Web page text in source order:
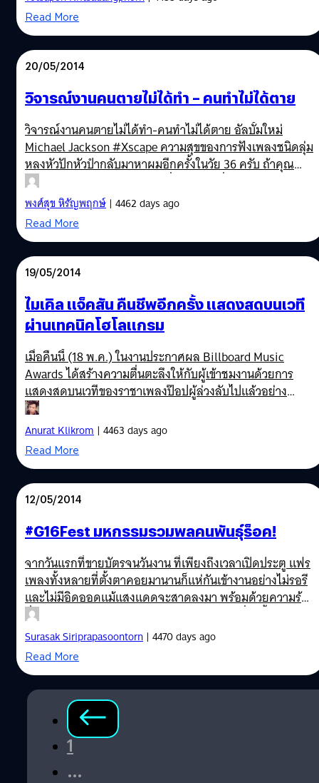
บุคคลที่ประสบความสำเร็จในโลกออนไลน์ตลอดปีที่ผ่านมา
พร้อมวิเคราะห์ทิศทางการตลาดจากกระแสความนิยมและ
Read More
20/05/2014
วิจารณ์งานคนตายไม่ได้ทำ – คนทำไม่ได้ตาย
วิจารณ์งานคนตายไม่ได้ทำ-คนทำไม่ได้ตาย อัลบั้มใหม่
Michael Jackson #Xscape ความสุขของการฟังเพลงชนิดลุ่ม
หลงหัวปักหัวปำกลับมาหาผมอีกครั้งในวัย 36 ครับ ถ้าคุณ
สังเกตตัวเองนะ.. ทุกคนแหละที่จะมีเพลงที่ชอบจริง ๆ ผ่านเข้า
มาในชีวิตเป็นระยะ ๆ กันอยู่แล้ว แต่เพลงที่ “อยากฟังแล้วฟัง
อีก” จะนานๆทีปีหน ยิ่งถ้าอายุมากขึ้นโอกาสโดนเพลงยุคใหม่
ๆ ก็จะลดน้อยถอยลงเรื่อย ๆ เนื่องจากมนุษย์เราผูกพันกับยุค
ไม่ได้ครับของแบบนี้
พงศ์สุข หิรัญพฤกษ์| 4462 days ago
Read More
19/05/2014
ไมเคิล แจ็คสัน คืนชีพอีกครั้ง แสดงสดบนเวที
ผ่านเทคนิคโฮโลแกรม
เมื่อคืนนี้ (18 พ.ค.) ในงานประกาศผล Billboard Music
Awards ได้สร้างความตื่นตะลึงให้กับผู้เข้าชมงานด้วยการ
แสดงสดบนเวทีของราชาเพลงป๊อปผู้ล่วงลับไปแล้วอย่าง
ไมเคิล แจ็คสัน ผ่านเทคนิคแสดงภาพแบบโฮโลแกรม
Anurat Klikrom| 4463 days ago
Read More
12/05/2014
#G16Fest มหกรรมรวมพลคนพันธุ์ร็อค!
จากวันแรกที่ขายบัตรจนวันงาน ที่เพียงถึงเวลาเปิดประตู แฟร
เพลงทั้งหลายที่ตั้งตาคอยมานานก็แห่กันเข้างานอย่างไม่รอรี
และไม่มีอิดออดแม้แสงแดดจะสาดลงมา พร้อมด้วยความร้อน
ที่เรียกได้ว่า "ระอุ" ไม่แพ้ความร็อคจาก 14 วง ที่จะขึ้นเล่นใน
วันนี้เลยทีเดียว
Surasak Siriprapasoontorn| 4470 days ago
Read More
1
…